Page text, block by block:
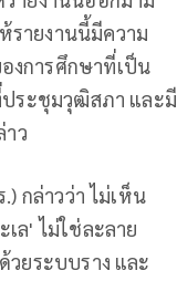
รายงานนี้มีความ
งการศึกษาที่เป็น
ระชุมวุฒิสภา และมี
าว
กล่าวว่า ไม่เห็น
ล' ไม่ใช่ละลาย
วยระบบราง และ